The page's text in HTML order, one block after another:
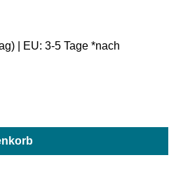
| EU: 3-5 Tage *nach
Wert ein